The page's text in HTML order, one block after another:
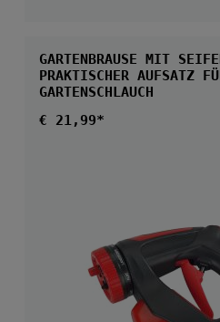
GARTENBRAUSE MIT
PRAKTISCHER AUFSATZ
GARTENSCHLAUCH
Regulärer Preis:
€ 21,99*